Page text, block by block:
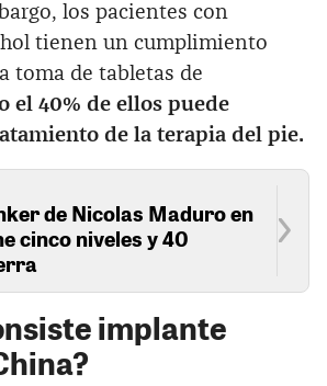
los pacientes con
tienen un cumplimiento
toma de tabletas de
el 40% de ellos puede
de la terapia del pie.
de Nicolas Maduro en
cinco niveles y 40
implante